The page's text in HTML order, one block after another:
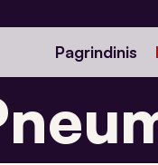
Pagrindinis